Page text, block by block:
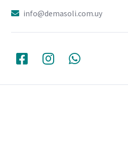
info@demasoli.com.uy